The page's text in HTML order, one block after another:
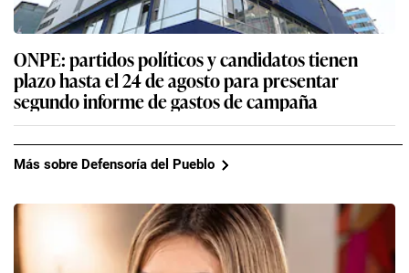
ONPE: partidos políticos y candidatos tienen
plazo hasta el 24 de agosto para presentar
segundo informe de gastos de campaña
Más sobre Defensoría del Pueblo